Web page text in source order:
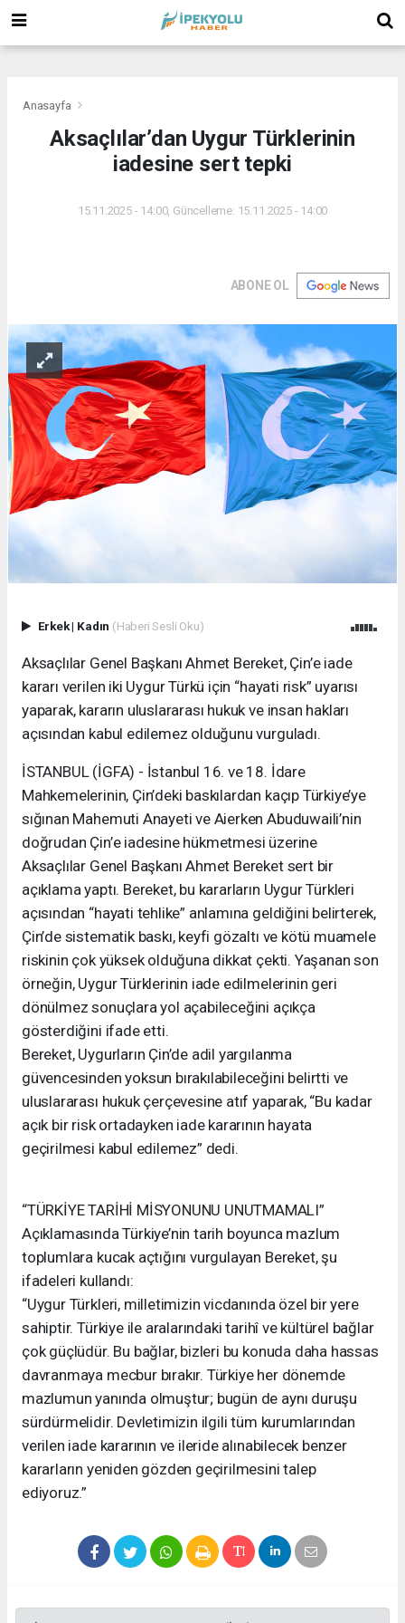
Anasayfa
Aksaçlılar’dan Uygur Türklerinin
iadesine sert tepki
15.11.2025 - 14:00, Güncelleme: 15.11.2025 - 14:00
ABONE OL
Erkek| Kadın (Haberi Sesli Oku)
Aksaçlılar Genel Başkanı Ahmet Bereket, Çin’e iade
kararı verilen iki Uygur Türkü için “hayati risk” uyarısı
yaparak, kararın uluslararası hukuk ve insan hakları
açısından kabul edilemez olduğunu vurguladı.
İSTANBUL (İGFA) - İstanbul 16. ve 18. İdare
Mahkemelerinin, Çin’deki baskılardan kaçıp Türkiye’ye
sığınan Mahemuti Anayeti ve Aierken Abuduwaili’nin
doğrudan Çin’e iadesine hükmetmesi üzerine
Aksaçlılar Genel Başkanı Ahmet Bereket sert bir
açıklama yaptı. Bereket, bu kararların Uygur Türkleri
açısından “hayati tehlike” anlamına geldiğini belirterek,
Çin’de sistematik baskı, keyfi gözaltı ve kötü muamele
riskinin çok yüksek olduğuna dikkat çekti. Yaşanan son
örneğin, Uygur Türklerinin iade edilmelerinin geri
dönülmez sonuçlara yol açabileceğini açıkça
gösterdiğini ifade etti.
Bereket, Uygurların Çin’de adil yargılanma
güvencesinden yoksun bırakılabileceğini belirtti ve
uluslararası hukuk çerçevesine atıf yaparak, “Bu kadar
açık bir risk ortadayken iade kararının hayata
geçirilmesi kabul edilemez” dedi.
“TÜRKİYE TARİHİ MİSYONUNU UNUTMAMALI”
Açıklamasında Türkiye’nin tarih boyunca mazlum
toplumlara kucak açtığını vurgulayan Bereket, şu
ifadeleri kullandı:
“Uygur Türkleri, milletimizin vicdanında özel bir yere
sahiptir. Türkiye ile aralarındaki tarihî ve kültürel bağlar
çok güçlüdür. Bu bağlar, bizleri bu konuda daha hassas
davranmaya mecbur bırakır. Türkiye her dönemde
mazlumun yanında olmuştur; bugün de aynı duruşu
sürdürmelidir. Devletimizin ilgili tüm kurumlarından
verilen iade kararının ve ileride alınabilecek benzer
kararların yeniden gözden geçirilmesini talep
ediyoruz.”